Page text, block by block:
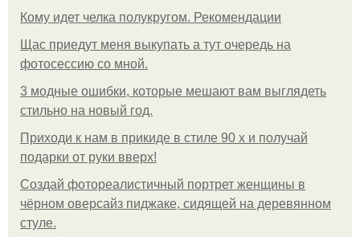
Кому идет челка полукругом. Рекомендации
Щас приедут меня выкупать а тут очередь на
фотосессию со мной.
3 модные ошибки, которые мешают вам выглядеть
стильно на новый год.
Приходи к нам в прикиде в стиле 90 х и получай
подарки от руки вверх!
Создай фотореалистичный портрет женщины в
чёрном оверсайз пиджаке, сидящей на деревянном
стуле.